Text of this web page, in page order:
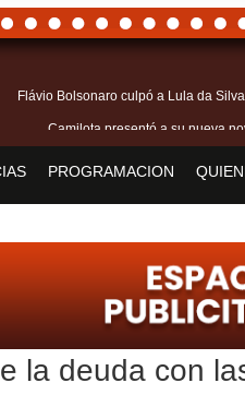
Flávio Bolsonaro culpó a Lula da
Camilota presentó a su nueva
PROGRAMACION
la deuda con